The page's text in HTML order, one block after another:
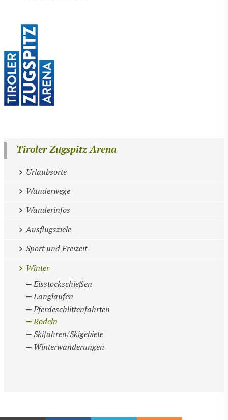
Tiroler Zugspitz Arena
Urlaubsorte
Wanderwege
Wanderinfos
Ausflugsziele
Sport und Freizeit
Winter
Eisstockschießen
Langlaufen
Pferdeschlittenfahrten
Rodeln
Skifahren/Skigebiete
Winterwanderungen